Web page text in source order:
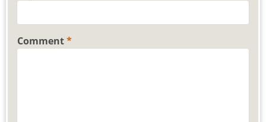
Comment